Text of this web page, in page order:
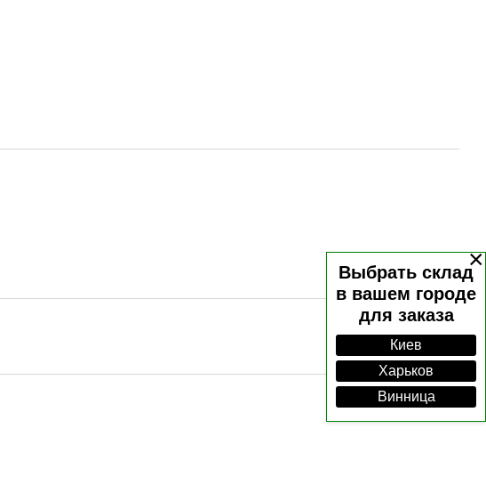
×
Выбрать склад
в вашем городе
для заказа
Киев
Харьков
Винница